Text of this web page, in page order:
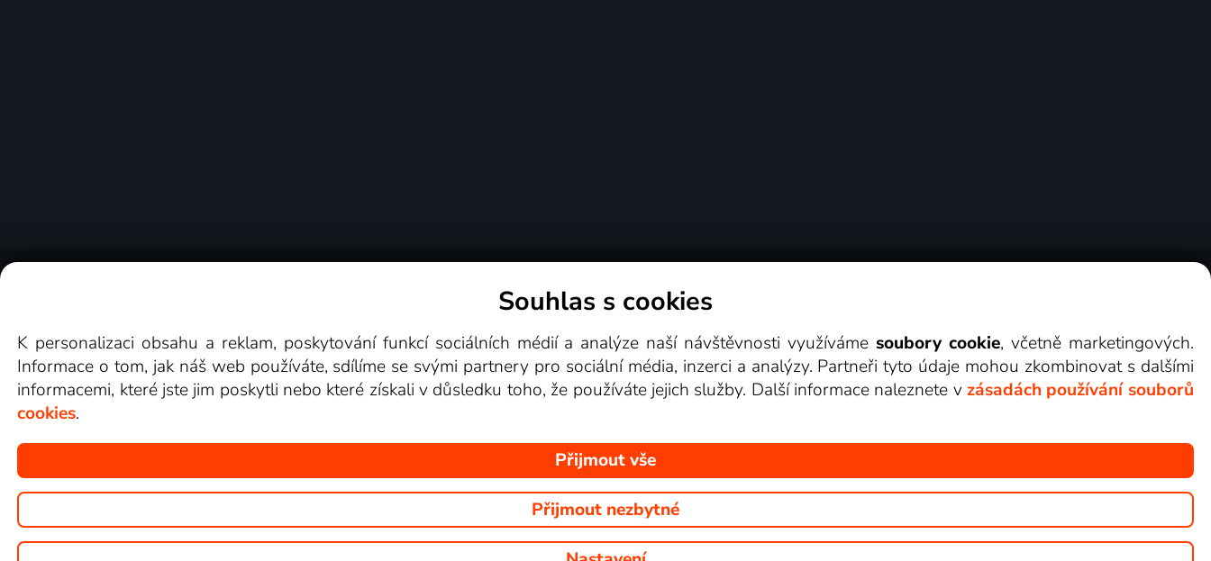
Videotéka
Copyright © goNET s.r.o. Na tomto webu jsou zobrazovány obrázky z pořadů TV stanic, které můžete sledovat v Lepší.TV.
Souhlas s cookies
K personalizaci obsahu a reklam, poskytování funkcí sociálních médií a analýze naší návštěvnosti využívámesoubory cookie, včetně marketingových.
Informace o tom, jak náš web používáte, sdílíme se svými partnery pro sociální média, inzerci a analýzy. Partneři tyto údaje mohou zkombinovat s dalšími
informacemi, které jste jim poskytli nebo které získali v důsledku toho, že používáte jejich služby. Další informace naleznete v zásadách používání souborů
cookies.
Přijmout vše
Přijmout nezbytné